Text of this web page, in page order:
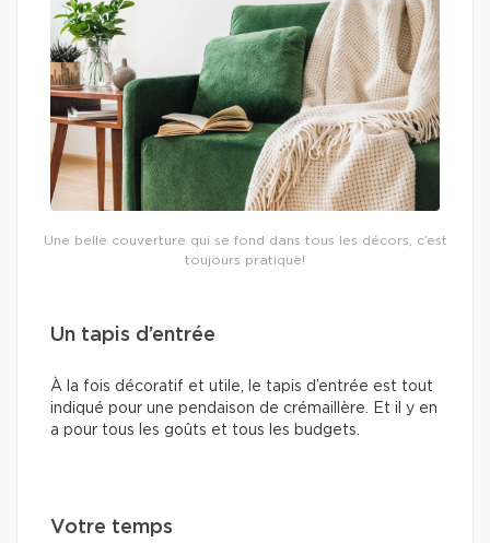
Une belle couverture qui se fond dans tous les décors, c’est
toujours pratique!
Un tapis d’entrée
À la fois décoratif et utile, le tapis d’entrée est tout
indiqué pour une pendaison de crémaillère. Et il y en
a pour tous les goûts et tous les budgets.
Votre temps